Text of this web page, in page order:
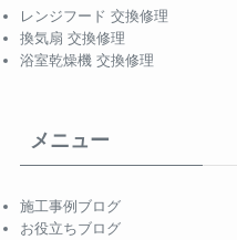
レンジフード 交換修理
換気扇 交換修理
浴室乾燥機 交換修理
メニュー
施工事例ブログ
お役立ちブログ